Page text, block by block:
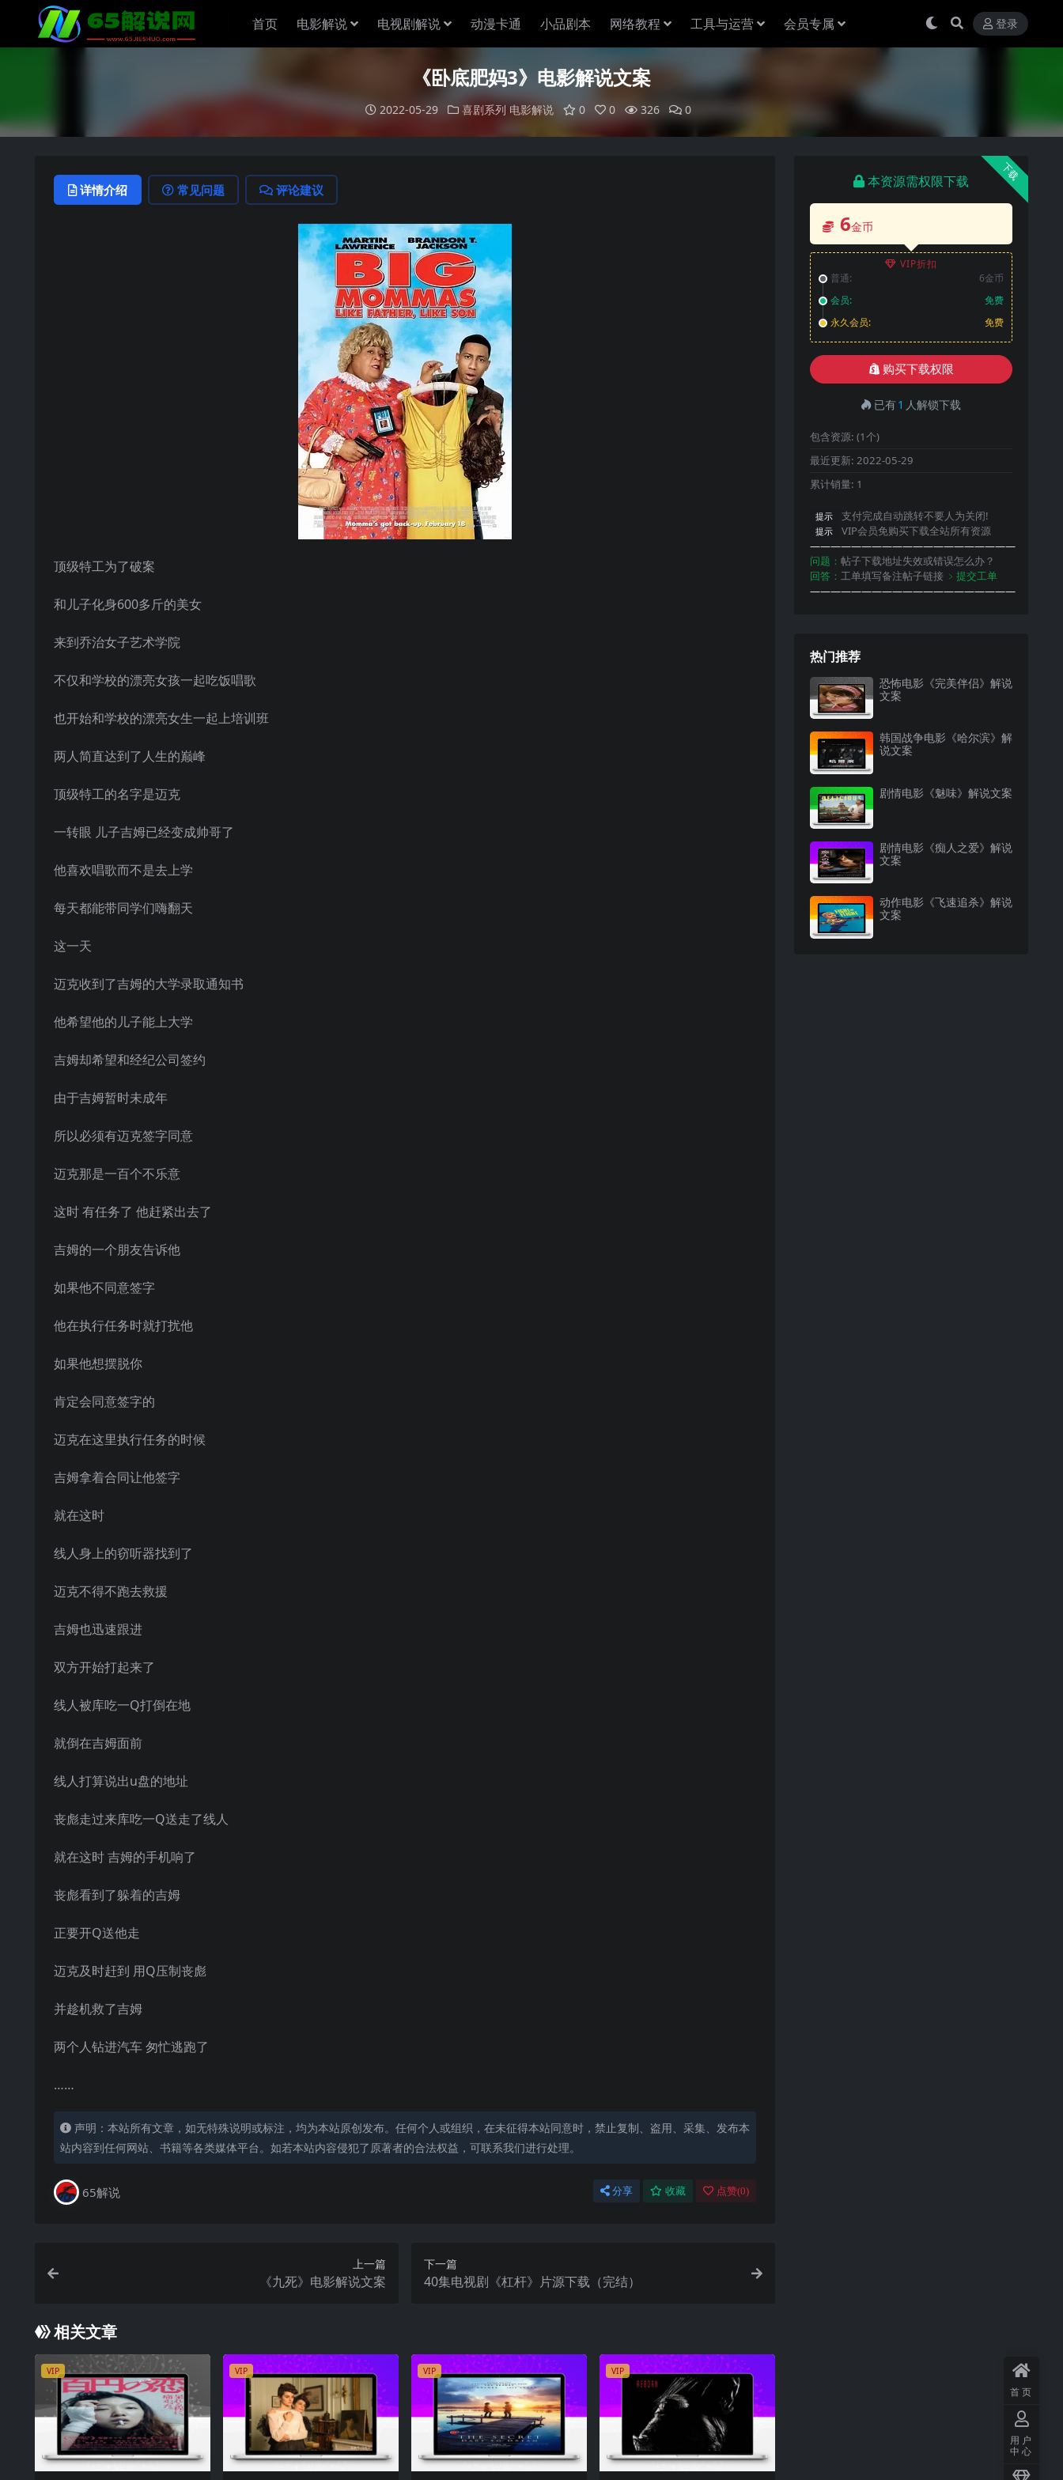
首页 电影解说 电视剧解说 动漫卡通 小品剧本 网络教程 工具与运营 会员专属 登录
《卧底肥妈3》电影解说文案
2022-05-29 喜剧系列 电影解说 0 0 326 0
详情介绍 常见问题 评论建议
顶级特工为了破案
和儿子化身600多斤的美女
来到乔治女子艺术学院
不仅和学校的漂亮女孩一起吃饭唱歌
也开始和学校的漂亮女生一起上培训班
两人简直达到了人生的巅峰
顶级特工的名字是迈克
一转眼 儿子吉姆已经变成帅哥了
他喜欢唱歌而不是去上学
每天都能带同学们嗨翻天
这一天
迈克收到了吉姆的大学录取通知书
他希望他的儿子能上大学
吉姆却希望和经纪公司签约
由于吉姆暂时未成年
所以必须有迈克签字同意
迈克那是一百个不乐意
这时 有任务了 他赶紧出去了
吉姆的一个朋友告诉他
如果他不同意签字
他在执行任务时就打扰他
如果他想摆脱你
肯定会同意签字的
迈克在这里执行任务的时候
吉姆拿着合同让他签字
就在这时
线人身上的窃听器找到了
迈克不得不跑去救援
吉姆也迅速跟进
双方开始打起来了
线人被库吃一Q打倒在地
就倒在吉姆面前
线人打算说出u盘的地址
丧彪走过来库吃一Q送走了线人
就在这时 吉姆的手机响了
丧彪看到了躲着的吉姆
正要开Q送他走
迈克及时赶到 用Q压制丧彪
并趁机救了吉姆
两个人钻进汽车 匆忙逃跑了
……
声明：本站所有文章，如无特殊说明或标注，均为本站原创发布。任何个人或组织，在未征得本站同意时，禁止复制、盗用、采集、发布本
站内容到任何网站、书籍等各类媒体平台。如若本站内容侵犯了原著者的合法权益，可联系我们进行处理。
65解说 分享 收藏 点赞(0)
上一篇
《九死》电影解说文案
下一篇
40集电视剧《杠杆》片源下载（完结）
相关文章
VIP VIP VIP VIP
下载
本资源需权限下载
6金币
VIP折扣
普通:
6金币
会员:
免费
永久会员:
免费
购买下载权限
已有1 人解锁下载
包含资源: (1个)
最近更新: 2022-05-29
累计销量: 1
提示 支付完成自动跳转不要人为关闭!
提示
VIP会员免购买下载全站所有资源
————————————————————
问题： 帖子下载地址失效或错误怎么办？
回答： 工单填写备注帖子链接 ﹥提交工单
————————————————————
热门推荐
恐怖电影《完美伴侣》解说
文案
韩国战争电影《哈尔滨》解
说文案
剧情电影《魅味》解说文案
剧情电影《痴人之爱》解说
文案
动作电影《飞速追杀》解说
文案
首页
用户
中心